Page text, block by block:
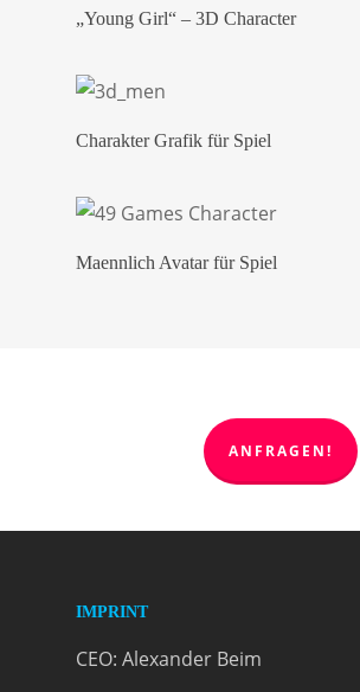
„Young Girl“ – 3D Character
Charakter Grafik für Spiel
Maennlich Avatar für Spiel
ANFRAGEN!
IMPRINT
CEO: Alexander Beim